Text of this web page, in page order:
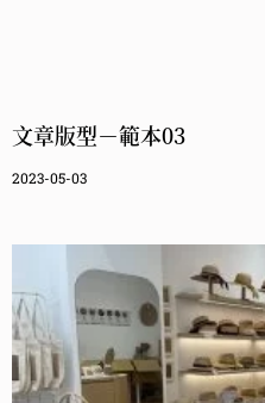
文章版型－範本03
2023-05-03